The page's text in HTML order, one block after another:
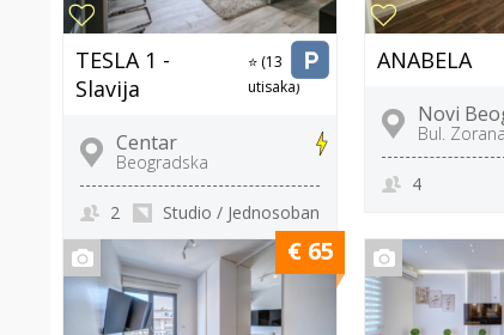
TESLA 1 -
Slavija
⭐ (13
utisaka)
Centar
Beogradska
Studio / Jednosoban
2
ANABELA
Novi
Bul.
4
€ 65